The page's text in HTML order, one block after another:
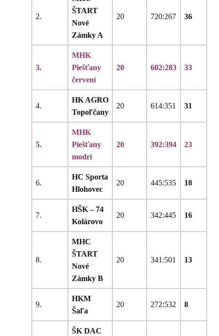
2.
ŠTART
Nové
Zámky A
20 720:267 36
3.
MHK
Piešťany
červení
20 602:283 33
4.
HK AGRO
Topoľčany
20 614:351 31
5.
MHK
Piešťany
modrí
20 392:394 23
6.
HC Sporta
Hlohovec
20 445:535 18
7.
HŠK – 74
Kolárovo
20 342:445 16
8.
MHC
ŠTART
Nové
Zámky B
20 341:501 13
9.
HKM
Šaľa
20 272:532 8
ŠK DAC